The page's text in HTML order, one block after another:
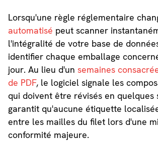
Lorsqu'une règle réglementaire
automatisé peut scanner
l'intégralité de votre base de
identifier chaque emballage
jour. Au lieu d'un semaines
de PDF, le logiciel signale les
qui doivent être révisés en quelques
garantit qu'aucune étiquette
entre les mailles du filet lors d'une
conformité majeure.